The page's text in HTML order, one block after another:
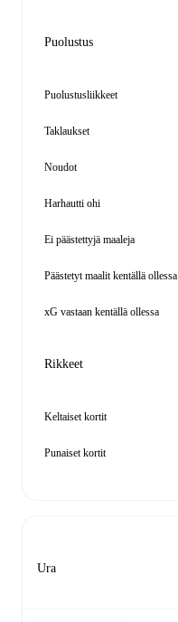
Puolustus
Puolustusliikkeet
Taklaukset
Noudot
Harhautti ohi
Ei päästettyjä maaleja
Päästetyt maalit kentällä ollessa
xG vastaan kentällä ollessa
Rikkeet
Keltaiset kortit
Punaiset kortit
Ura